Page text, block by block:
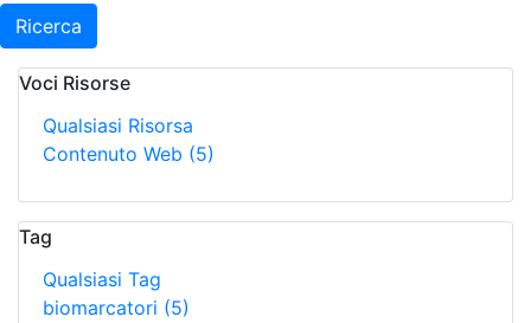
Ricerca
Voci Risorse
Qualsiasi Risorsa
Contenuto Web (5)
Tag
Qualsiasi Tag
biomarcatori (5)